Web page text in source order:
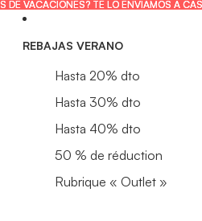
DE VACACIONES? TE LO ENVIAMOS A
DE VACACIONES? TE LO ENVIAMOS A
REBAJAS VERANO
Hasta 20% dto
Hasta 30% dto
Hasta 40% dto
50 % de réduction
Rubrique « Outlet »